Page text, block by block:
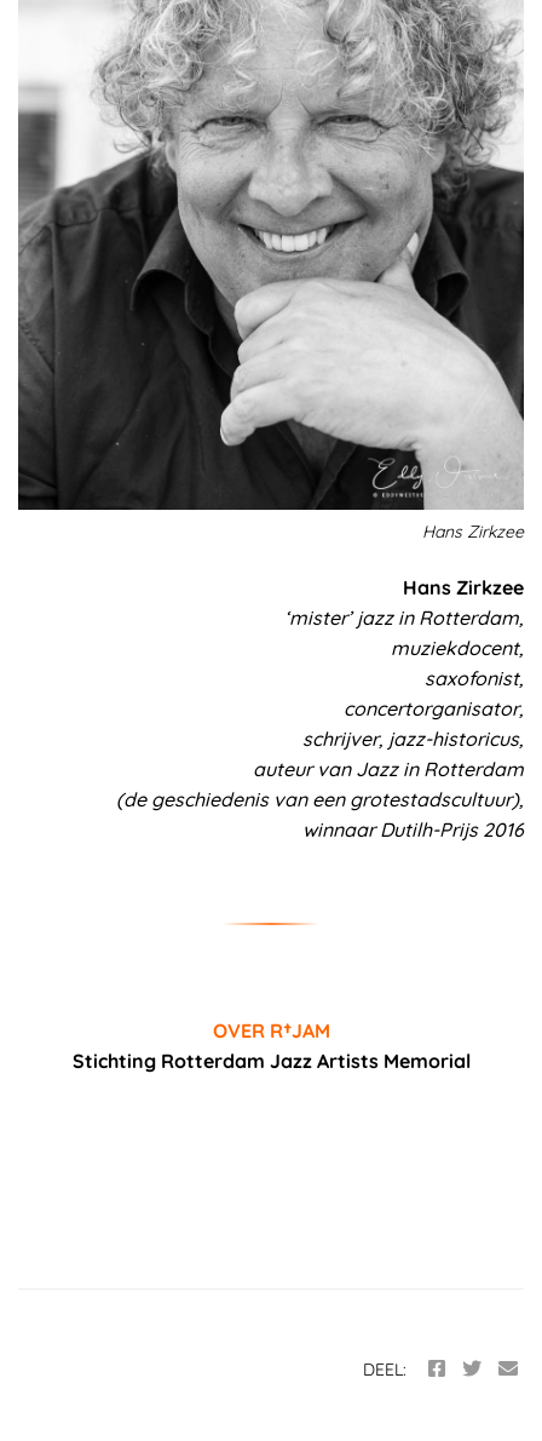
Hans Zirkzee
Hans Zirkzee
‘mister’ jazz in Rotterdam,
muziekdocent,
saxofonist,
concertorganisator,
schrijver, jazz-historicus,
auteur van Jazz in Rotterdam
(de geschiedenis van een grotestadscultuur),
winnaar Dutilh-Prijs 2016
OVER R†JAM
Stichting Rotterdam Jazz Artists Memorial
DEEL: